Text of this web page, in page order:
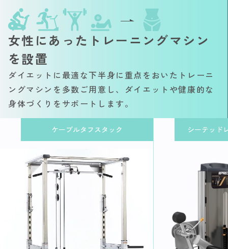
女性にあったトレーニングマシン
を設置
ダイエットに最適な下半身に重点をおいたトレーニ
ングマシンを多数ご用意し、ダイエットや健康的な
身体づくりをサポートします。
ケーブルタフスタック シーテッド